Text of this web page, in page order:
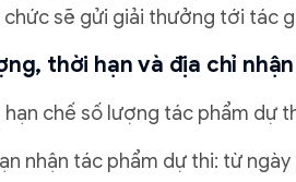
chức sẽ gửi giải thưởng tới tác
thời hạn và địa chỉ
hạn chế số lượng tác phẩm dự
nhận tác phẩm dự thi: từ